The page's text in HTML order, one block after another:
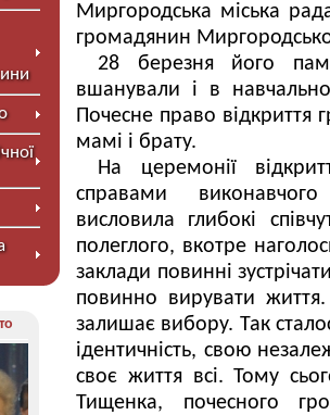
Миргородська міська
громадянин
28 березня його
вшанували і в
Почесне право відкриття
мамі і брату.
На церемонії
справами
висловила глибокі
полеглого, вкотре
заклади повинні
повинно вирувати
залишає вибору. Так
ідентичність, свою
своє життя всі. Тому
Тищенка, почесного